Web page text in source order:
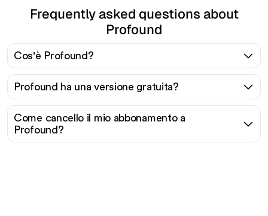
Frequently asked questions about
Profound
Cos'è Profound?
Profound ha una versione gratuita?
Come cancello il mio abbonamento a
Profound?